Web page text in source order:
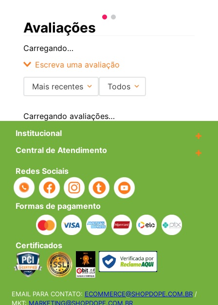
Avaliações
Carregando…
Escreva uma avaliação
Título
★★★★★
Seu nome
Endereço de email
Escreva uma avaliação
Mais recentes Todos
Carregando avaliações…
Institucional
+
Central de Atendimento +
Redes Sociais
Formas de pagamento
Certificados
EMAIL PARA CONTATO: ECOMMERCE@SHOPDOPE.COM.BR /
MKT: MARKETING@SHOPDOPE.COM.BR